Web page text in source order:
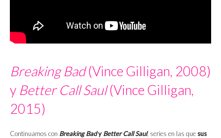
Breaking Bad(Vince Gilligan, 2008)
y Better Call Saul(Vince Gilligan,
2015)
Continuamos con Breaking Bady Better Call Saul, series en las que sus